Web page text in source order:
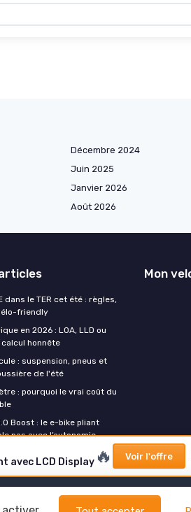
avec LCD Display 🔥 Voir l'offre
Décembre 2024
Juin 2025
Janvier 2026
Août 2026
dans le TER cet été : règles,
friendly
en 2026 : LOA, LLD ou
honnête
: suspension, pneus et
de l'été
: pourquoi le vrai coût du
Boost : le e-bike pliant
pas avec l’autonomie
Mon